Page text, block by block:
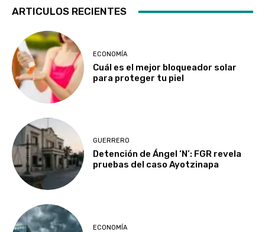
ARTICULOS RECIENTES
ECONOMÍA
Cuál es el mejor bloqueador solar
para proteger tu piel
GUERRERO
Detención de Ángel ‘N’: FGR revela
pruebas del caso Ayotzinapa
ECONOMÍA